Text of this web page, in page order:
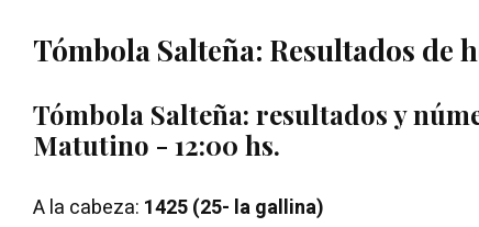
Tómbola Salteña: Resultados de
Tómbola Salteña: resultados y
Matutino - 12:00 hs.
A la cabeza: 1425 (25- la gallina)